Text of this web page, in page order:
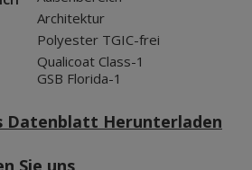
Architektur
Polyester TGIC-frei
Qualicoat Class-1
GSB Florida-1
Datenblatt Herunterladen